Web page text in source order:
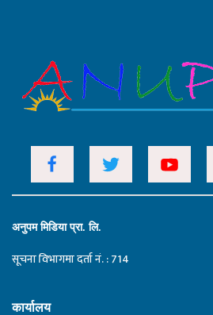
अनुपम मिडिया प्रा. लि.
सूचना विभागमा दर्ता नं. : 714
कार्यालय